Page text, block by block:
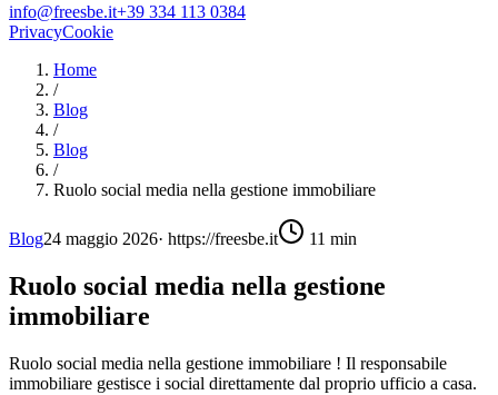
info@freesbe.it+39 334 113 0384
PrivacyCookie
Home
/
Blog
/
Blog
/
Ruolo social media nella gestione immobiliare
Blog24 maggio 2026· https://freesbe.it 11 min
Ruolo social media nella gestione
immobiliare
Ruolo social media nella gestione immobiliare ! Il responsabile
immobiliare gestisce i social direttamente dal proprio ufficio a casa.